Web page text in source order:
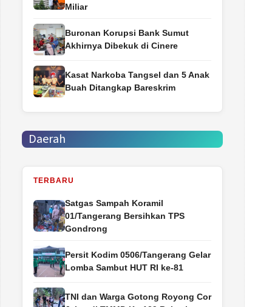
Miliar
Buronan Korupsi Bank Sumut
Akhirnya Dibekuk di Cinere
Kasat Narkoba Tangsel dan 5 Anak
Buah Ditangkap Bareskrim
Daerah
TERBARU
Satgas Sampah Koramil
01/Tangerang Bersihkan TPS
Gondrong
Persit Kodim 0506/Tangerang Gelar
Lomba Sambut HUT RI ke-81
TNI dan Warga Gotong Royong Cor